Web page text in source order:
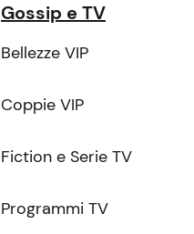
Gossip e TV
Bellezze VIP
Coppie VIP
Fiction e Serie TV
Programmi TV